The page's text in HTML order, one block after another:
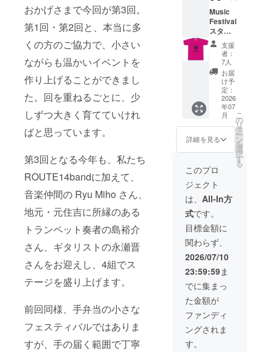
おかげさまで今回が第3回。
第1回・第2回と、本当に多
くの方のご協力で、小さい
ながらも温かいイベントを
作り上げることができまし
た。回を重ねるごとに、少
しずつ大きく育てていけれ
ばと思っています。
第3回となる今年も、私たち
ROUTE14bandに加えて、
音楽仲間の Ryu Miho さん、
地元・元住吉に所縁のある
トランペット奏者の島裕介
さん、ギタリストの永瀬晋
さんをお迎えし、4組でス
テージを盛り上げます。
前回同様、手弁当の小さな
フェスティバルではありま
すが、手の届く範囲で丁寧
Jazz&Blues
Festivalに4
年連続出
演。
2019年10月
神野美伽と
レーション
シングル
「Dear
Friends
Feat.山崎千
裕
+ROUTE14b
and」がキン
グレコード
より発売。
2019年10月
韓国浦項で
行われた
ChilpoJazz2
019に出演。
2020年6月初
の配信シン
グルとなる
「Mahal」を
ズ：S /
M / L ｜
カ
ラー：
白、
ミック
スブ
ルー お
届け：
イベン
ト後、
郵送
（当日
会場手
渡しも
デザイ
ンは変
更にな
る場合
があり
ます
Music
Festival
スタッ
フ参加
権付き
【オリ
ジナルT
シャ
ツ】 第
ROUTE
14band
音楽
フェス
ティバ
ルのオ
リジナ
ルTシャ
ツ（出
演者名
入
り）。
以前よ
り要望
の多
かった
メン
バーと
一緒に
当日の
ステー
ジを作
り上げ
てくれ
支援
者：
7人
お届
け予
定：
2026
年07
月
詳細を見る
こ
の
リ
タ
ー
ン
を
選
択
す
る
このプロ
ジェクト
は、 All-In方
式です。
目標金額に
関わらず、
2026/07/10
23:59:59ま
でに集まっ
た金額が
ファンディ
ングされま
す。